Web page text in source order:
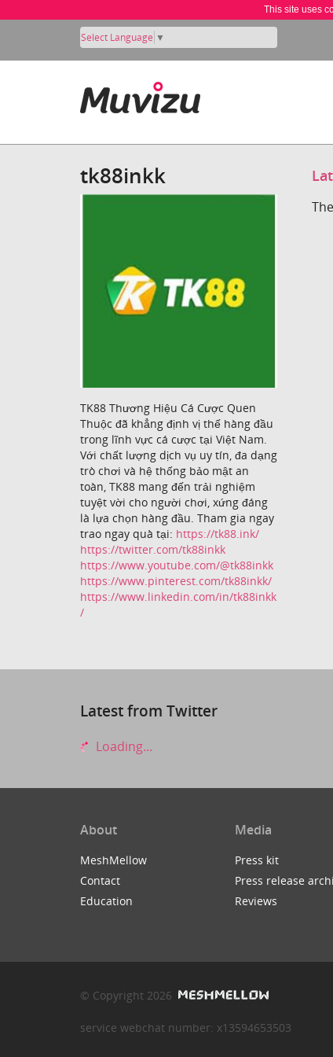
This site uses
Select Language ▼
tk88inkk
TK88 Thương Hiệu Cá Cược Quen
Thuộc đã khẳng định vị thế hàng đầu
trong lĩnh vực cá cược tại Việt Nam.
Với chất lượng dịch vụ uy tín, đa dạng
trò chơi và hệ thống bảo mật an
toàn, TK88 mang đến trải nghiệm
tuyệt vời cho người chơi, xứng đáng
là lựa chọn hàng đầu. Tham gia ngay
trao ngay quà tại: https://tk88.ink/
https://twitter.com/tk88inkk
https://www.youtube.com/@tk88inkk
https://www.pinterest.com/tk88inkk/
https://www.linkedin.com/in/tk88inkk
/
Latest from Twitter
Loading...
About
MeshMellow
Contact
Education
Media
Press kit
Press release
Reviews
© Copyright 2026
service webchat number: x13594653503